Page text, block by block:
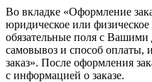
Во вкладке «Оформление
юридическое или физическое
обязательные поля с
самовывоз и способ оплаты,
заказ». После оформления
с информацией о заказе.